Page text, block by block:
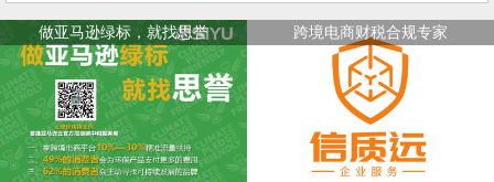
做亚马逊绿标，就找思誉 跨境电商财税合规专家